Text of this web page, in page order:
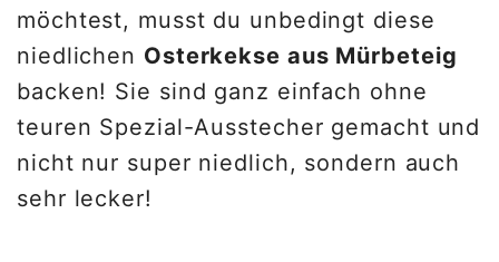
möchtest, musst du unbedingt diese
niedlichen Osterkekse aus Mürbeteig
backen! Sie sind ganz einfach ohne
teuren Spezial-Ausstecher gemacht und
nicht nur super niedlich, sondern auch
sehr lecker!